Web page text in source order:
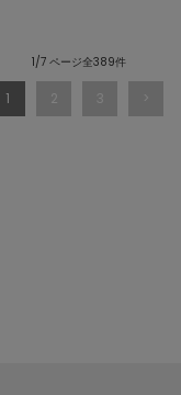
1/7 ページ全389件
1 2 3